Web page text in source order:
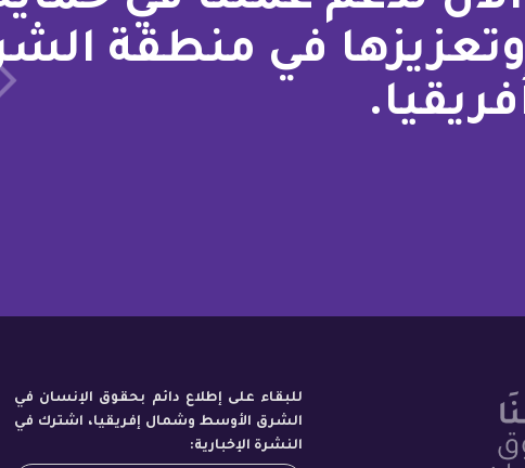
وتعزيزها في منطقة
للبقاء على إطلاع دائم بحقوق الإنسان في
الشرق الأوسط وشمال إفريقيا، اشترك في
النشرة الإخبارية: